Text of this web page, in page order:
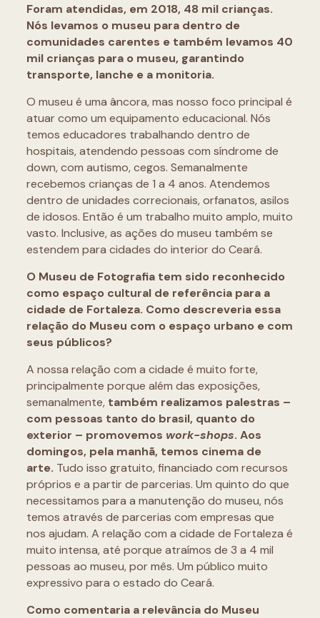
Foram atendidas, em 2018, 48 mil crianças.
Nós levamos o museu para dentro de
comunidades carentes e também levamos 40
mil crianças para o museu, garantindo
transporte, lanche e a monitoria.
O museu é uma âncora, mas nosso foco principal é
atuar como um equipamento educacional. Nós
temos educadores trabalhando dentro de
hospitais, atendendo pessoas com síndrome de
down, com autismo, cegos. Semanalmente
recebemos crianças de 1 a 4 anos. Atendemos
dentro de unidades correcionais, orfanatos, asilos
de idosos. Então é um trabalho muito amplo, muito
vasto. Inclusive, as ações do museu também se
estendem para cidades do interior do Ceará.
O Museu de Fotografia tem sido reconhecido
como espaço cultural de referência para a
cidade de Fortaleza. Como descreveria essa
relação do Museu com o espaço urbano e com
seus públicos?
A nossa relação com a cidade é muito forte,
principalmente porque além das exposições,
semanalmente, também realizamos palestras –
com pessoas tanto do brasil, quanto do
exterior – promovemos work-shops. Aos
domingos, pela manhã, temos cinema de
arte. Tudo isso gratuito, financiado com recursos
próprios e a partir de parcerias. Um quinto do que
necessitamos para a manutenção do museu, nós
temos através de parcerias com empresas que
nos ajudam. A relação com a cidade de Fortaleza é
muito intensa, até porque atraímos de 3 a 4 mil
pessoas ao museu, por mês. Um público muito
expressivo para o estado do Ceará.
Como comentaria a relevância do Museu